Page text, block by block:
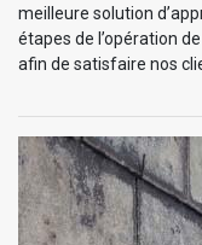
meilleure solution
étapes de l’opération
afin de satisfaire nos